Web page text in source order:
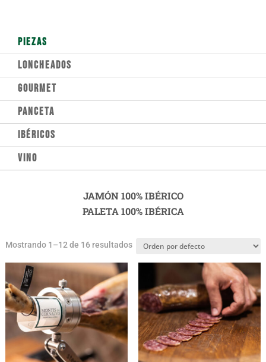
PIEZAS
LONCHEADOS
GOURMET
PANCETA
IBÉRICOS
VINO
JAMÓN 100% IBÉRICO
PALETA 100% IBÉRICA
Mostrando 1–12 de 16 resultados